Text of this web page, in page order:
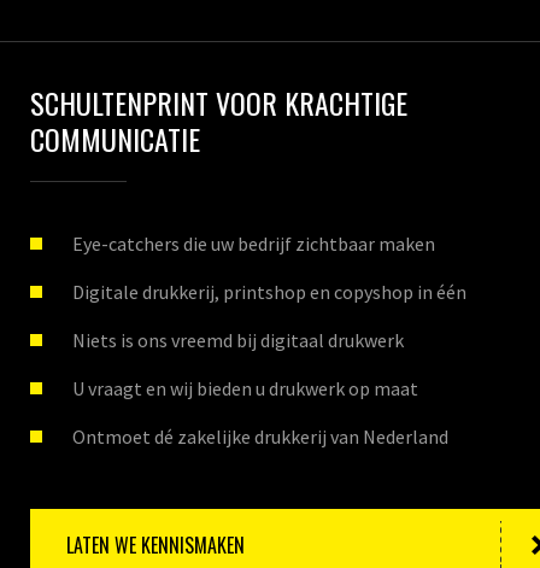
SCHULTENPRINT VOOR KRACHTIGE
COMMUNICATIE
Eye-catchers die uw bedrijf zichtbaar maken
Digitale drukkerij, printshop en copyshop in één
Niets is ons vreemd bij digitaal drukwerk
U vraagt en wij bieden u drukwerk op maat
Ontmoet dé zakelijke drukkerij van Nederland
LATEN WE KENNISMAKEN